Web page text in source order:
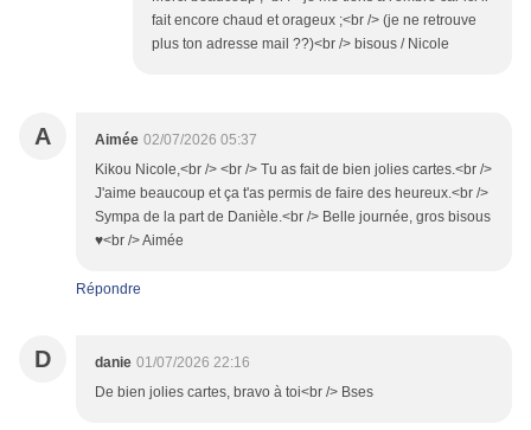
fait encore chaud et orageux ;<br /> (je ne retrouve
plus ton adresse mail ??)<br /> bisous / Nicole
A Aimée 02/07/2026 05:37
Kikou Nicole,<br /> <br /> Tu as fait de bien jolies cartes.<br />
J'aime beaucoup et ça t'as permis de faire des heureux.<br />
Sympa de la part de Danièle.<br /> Belle journée, gros bisous
♥<br /> Aimée
Répondre
D danie 01/07/2026 22:16
De bien jolies cartes, bravo à toi<br /> Bses